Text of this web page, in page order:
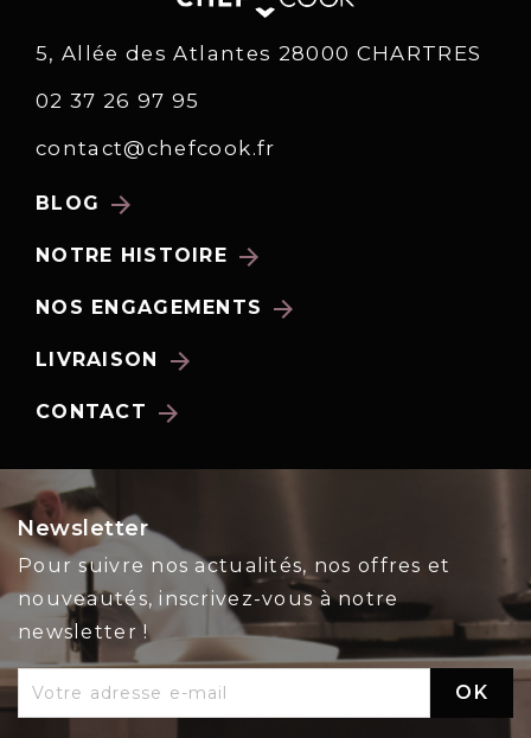
5, Allée des Atlantes 28000 CHARTRES
02 37 26 97 95
contact@chefcook.fr
BLOG arrow_forward
NOTRE HISTOIRE arrow_forward
NOS ENGAGEMENTS arrow_forward
LIVRAISON arrow_forward
CONTACT arrow_forward
Newsletter
Pour suivre nos actualités, nos offres et
nouveautés, inscrivez-vous à notre
newsletter !